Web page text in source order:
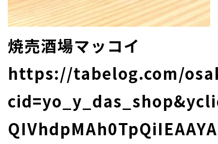
焼売酒場マッコイ
https://tabelog.com/